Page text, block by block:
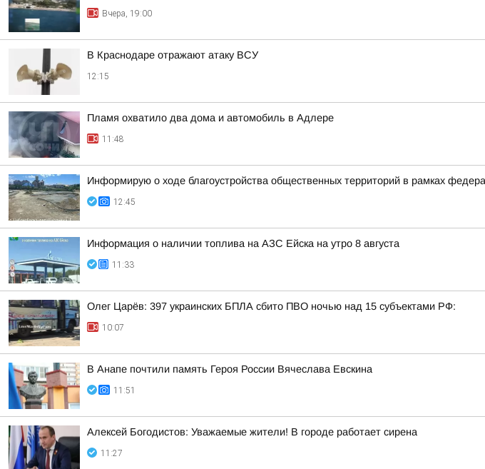
Вчера, 19:00
В Краснодаре отражают атаку ВСУ
12:15
Пламя охватило два дома и автомобиль в Адлере
11:48
Информирую о ходе благоустройства общественных территорий в рамках
12:45
Информация о наличии топлива на АЗС Ейска на утро 8 августа
11:33
Олег Царёв: 397 украинских БПЛА сбито ПВО ночью над 15 субъектами РФ:
10:07
В Анапе почтили память Героя России Вячеслава Евскина
11:51
Алексей Богодистов: Уважаемые жители! В городе работает сирена
11:27